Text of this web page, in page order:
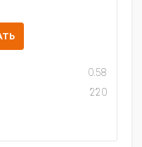
0.58
220